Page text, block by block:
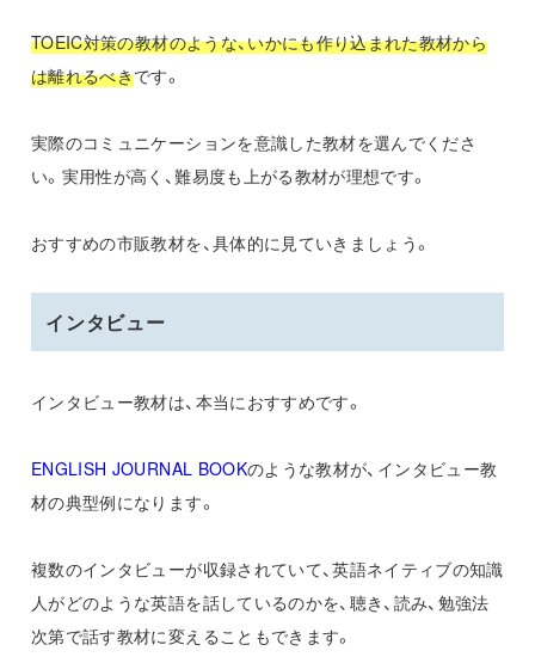
TOEIC対策の教材のような、いかにも作り込まれた教材から
は離れるべきです。
実際のコミュニケーションを意識した教材を選んでくださ
い。実用性が高く、難易度も上がる教材が理想です。
おすすめの市販教材を、具体的に見ていきましょう。
インタビュー
インタビュー教材は、本当におすすめです。
ENGLISH JOURNAL BOOKのような教材が、インタビュー教
材の典型例になります。
複数のインタビューが収録されていて、英語ネイティブの知識
人がどのような英語を話しているのかを、聴き、読み、勉強法
次第で話す教材に変えることもできます。